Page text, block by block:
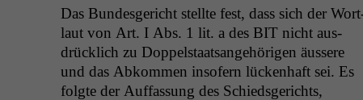
Das Bun­des­gericht stellte fest, dass sich der
laut von Art. I Abs. 1 lit. a des BITnicht aus­
drück­lich zu Dop­pel­staat­sange­höri­gen äussere
und das Abkom­men insofern lück­en­haft sei. Es
fol­gte der Auf­fas­sung des Schieds­gerichts,